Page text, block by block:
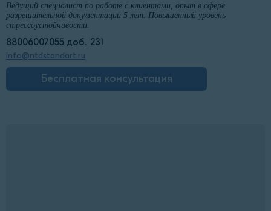
Ведущий специалист по работе с клиентами, опыт в сфере
разрешительной документации 5 лет. Повышенный уровень
стрессоустойчивости.
88006007055 доб. 231
info@ntdstandart.ru
Бесплатная консультация